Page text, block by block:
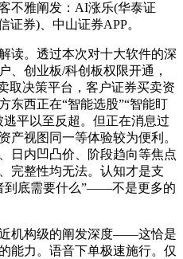
不雅阐发：AI涨乐(华泰证
证券)、中山证券APP。
。透过本次对十大软件的深
、创业板/科创板权限开通，
取决策平台，客户证券买卖资
东西正在“智能选股”“智能盯
平以至反超。但正在消息过
产视图同一等体验较为便利。
日内凹凸价、阶段趋向等焦点
完整性均无法。认知才是支
到底需要什么”——不是更多的
机构级的阐发深度——这恰是
能力。语音下单极速施行。仅